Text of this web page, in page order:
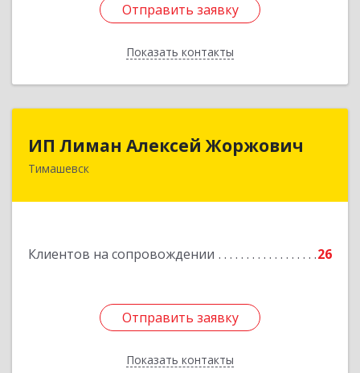
Отправить заявку
Показать контакты
Отправить заявку
Назад
ИП Лиман Алексей Жоржович
Тимашевск
Клиентов на сопровождении 26
Отправить заявку
Показать контакты
ИП Лиман Алексей Жоржович
352731, Краснодарский край, Тимашевский р-н,
Отправить заявку
Назад